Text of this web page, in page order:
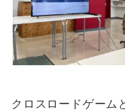
クロスロードゲーム